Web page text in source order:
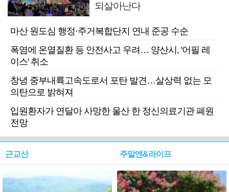
되살아난다
마산 원도심 행정·주거복합단지 연내 준공 수순
폭염에 온열질환 등 안전사고 우려… 양산시, '어필 레
이스' 취소
창녕 중부내륙고속도로서 포탄 발견…살상력 없는 모
의탄으로 밝혀져
입원환자가 연달아 사망한 울산 한 정신의료기관 폐원
전망
근교산 주말엔&라이프